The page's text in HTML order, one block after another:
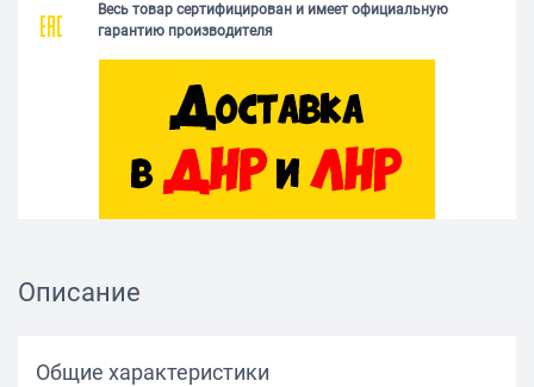
Весь товар сертифицирован и имеет официальную
гарантию производителя
Описание
Общие характеристики